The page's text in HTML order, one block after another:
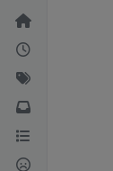
Weiter zum Inhalt